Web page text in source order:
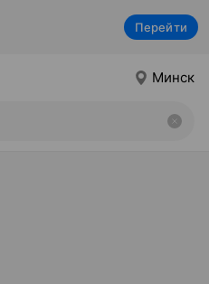
Перейти
Минск